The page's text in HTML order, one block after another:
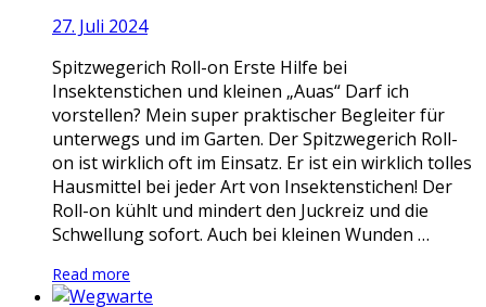
27. Juli 2024
Spitzwegerich Roll-on Erste Hilfe bei
Insektenstichen und kleinen „Auas“ Darf ich
vorstellen? Mein super praktischer Begleiter für
unterwegs und im Garten. Der Spitzwegerich Roll-
on ist wirklich oft im Einsatz. Er ist ein wirklich tolles
Hausmittel bei jeder Art von Insektenstichen! Der
Roll-on kühlt und mindert den Juckreiz und die
Schwellung sofort. Auch bei kleinen Wunden …
Read more